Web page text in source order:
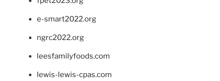
e-smart2022.org
ngrc2022.org
leesfamilyfoods.com
lewis-lewis-cpas.com